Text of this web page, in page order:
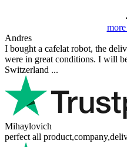
Andres
I bought a cafelat robot, the
were in great conditions. I will
Switzerland ...
Mihaylovich
perfect all